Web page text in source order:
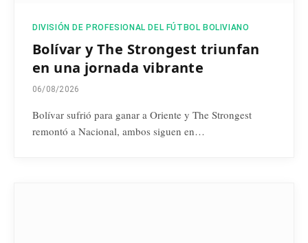
DIVISIÓN DE PROFESIONAL DEL FÚTBOL BOLIVIANO
Bolívar y The Strongest triunfan
en una jornada vibrante
06/08/2026
Bolívar sufrió para ganar a Oriente y The Strongest
remontó a Nacional, ambos siguen en…